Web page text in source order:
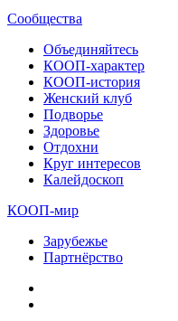
Сообщества
Объединяйтесь
КООП-характер
КООП-история
Женский клуб
Подворье
Здоровье
Отдохни
Круг интересов
Калейдоскоп
КООП-мир
Зарубежье
Партнёрство